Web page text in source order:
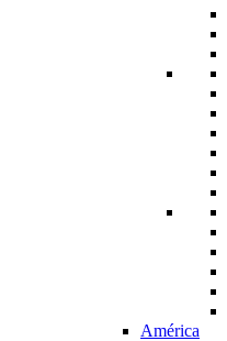
América